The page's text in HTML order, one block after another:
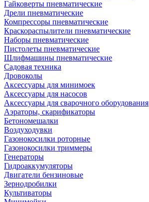
Гайковерты пневматические
Дрели пневматические
Компрессоры пневматические
Краскораспылители пневматические
Наборы пневматические
Пистолеты пневматические
Шлифмашины пневматические
Садовая техника
Дровоколы
Аксессуары для минимоек
Аксессуары для насосов
Аксессуары для сварочного оборудования
Аэраторы, скарификаторы
Бетономешалки
Воздуходувки
Газонокосилки роторные
Газонокосилки триммеры
Генераторы
Гидроаккумуляторы
Двигатели бензиновые
Зернодробилки
Культиваторы